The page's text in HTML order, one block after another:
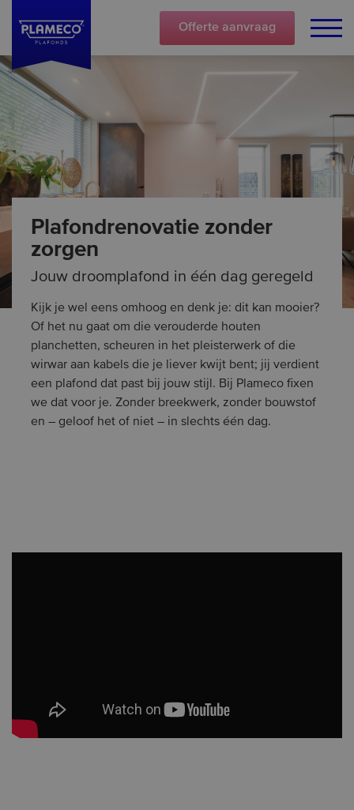
Offerte aanvraag
Plafondrenovatie zonder
zorgen
Jouw droomplafond in één dag geregeld
Kijk je wel eens omhoog en denk je: dit kan mooier?
Of het nu gaat om die verouderde houten
planchetten, scheuren in het pleisterwerk of die
wirwar aan kabels die je liever kwijt bent; jij verdient
een plafond dat past bij jouw stijl. Bij Plameco fixen
we dat voor je. Zonder breekwerk, zonder bouwstof
en – geloof het of niet – in slechts één dag.